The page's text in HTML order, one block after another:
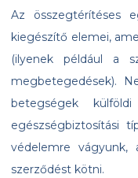
Az összegtérítéses
kiegészítő elemei,
(ilyenek például a
megbetegedések).
betegségek külföldi
egészségbiztosítási
védelemre vágyunk,
szerződést kötni.